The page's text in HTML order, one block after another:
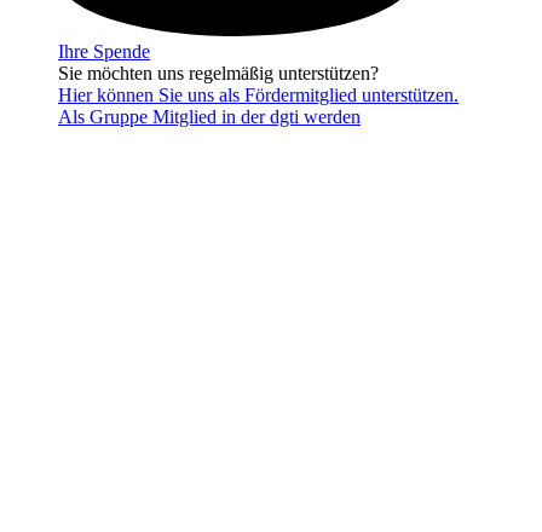
Ihre Spende
Sie möchten uns regelmäßig unterstützen?
Hier können Sie uns als Fördermitglied unterstützen.
Als Gruppe Mitglied in der dgti werden